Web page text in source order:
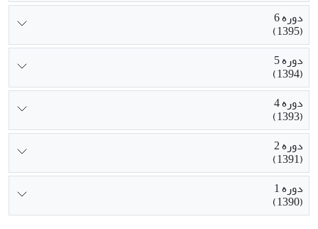
دوره 6
(1395)
دوره 5
(1394)
دوره 4
(1393)
دوره 2
(1391)
دوره 1
(1390)